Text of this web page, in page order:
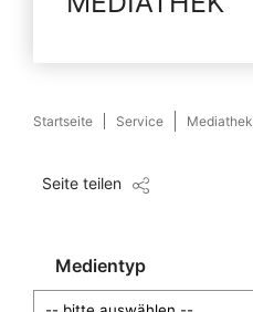
Startseite Service Mediathek
Seite teilen
Medientyp